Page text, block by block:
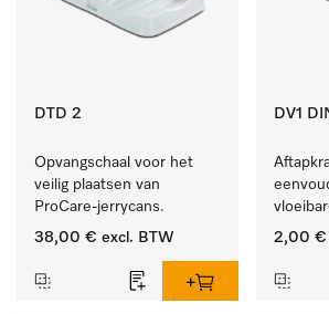
DTD 2
Opvangschaal voor het
veilig plaatsen van
ProCare-jerrycans.
38,00 € excl. BTW
DV1
2,00 €